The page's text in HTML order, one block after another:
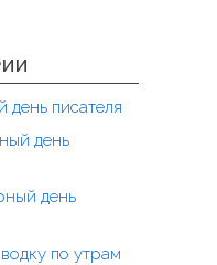
день писателя
день
день
по утрам